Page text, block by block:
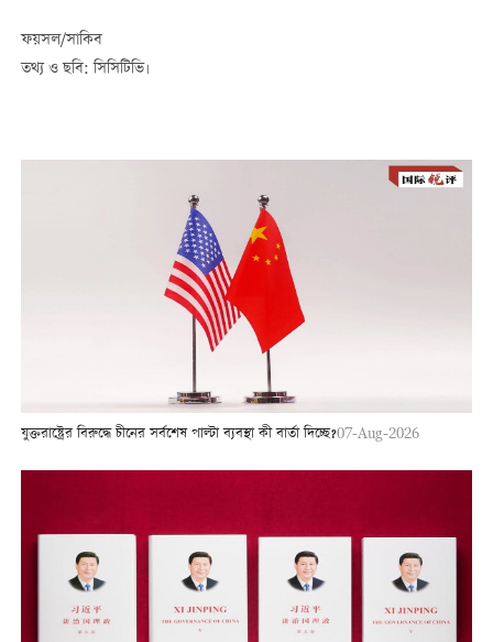
ফয়সল/সাকিব
তথ্য ও ছবি: সিসিটিভি।
যুক্তরাষ্ট্রের বিরুদ্ধে চীনের সর্বশেষ পাল্টা ব্যবস্থা কী বার্তা দিচ্ছে?07-Aug-2026